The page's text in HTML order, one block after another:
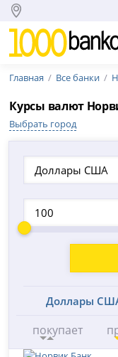
Главная Все банки
Курсы валют
Выбрать город
Доллары США
Доллары
покупает